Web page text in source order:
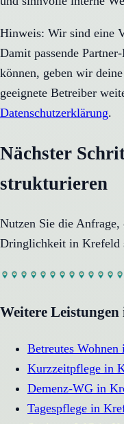
Hinweis: Wir sind eine
Damit passende
können, geben wir
geeignete Betreiber
Datenschutzerklärung.
Nächster
strukturieren
Nutzen Sie die
Dringlichkeit in Krefeld
Weitere Leistungen
Betreutes Wohnen
Kurzzeitpflege in
Demenz-WG in
Tagespflege in